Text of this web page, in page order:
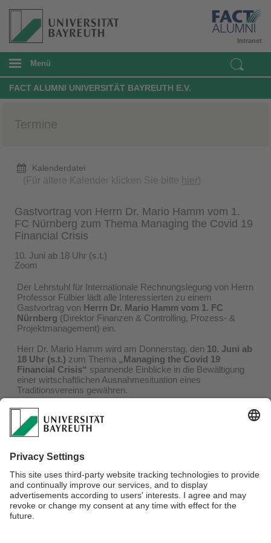
Intranet
Menü
FACT ALUMNI UNIVERSITÄT BAYREUTH E.V.
Termine
Kalenderdatei
(Für ältere Kalender klicken Sie bitte hier)
Gastvortrag von Herrn Dr. Mario Hamm vom 1.
FC Nürnberg zum Thema Managing the Covid 19
Financial Crisis
10. Juni ab 18 Uhr (s.t.)
Zoom
Der Lehrstuhl für Internationale Rechnungslegung von Herrn
Professor Fülbier lädt alle Interessierten zu einem
Gastvortrag von Herrn Dr. Mario Hamm vom 1. FC
Nürnberg (Direktor Finanzen & Controlling, Prozess- &
Projektmanagement) ein.
Herr Dr. Mario Hamm wird am Donnerstag, den 10. Juni ab
18 Uhr (s.t.) zum Thema „Managing the Covid 19
Financial Crisis“ spannende Einblicke in die Bewältigung
einer wirtschaftlichen Ausnahmesituation eines
Traditionsvereins gewähren.
Mit den folgenden Zugansdaten können Sie am Gastvortrag
teilnehmen:
https://uni-bayreuth.zoom.us/j/67508593339?
Meeting-ID: 675 0859 3339
Kenncode: 050517
Der Lehrstuhl freut sich auf Ihr zahlreiches Erscheinen und
Ihr Interesse am Vortrag sowie an der Diskussion.